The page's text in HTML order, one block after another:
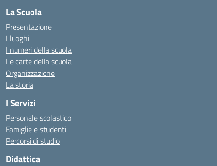
La Scuola
Presentazione
I luoghi
I numeri della scuola
Le carte della scuola
Organizzazione
La storia
I Servizi
Personale scolastico
Famiglie e studenti
Percorsi di studio
Didattica